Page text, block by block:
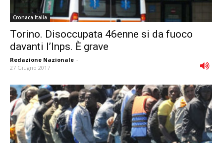
Cronaca Italia
Torino. Disoccupata 46enne si da fuoco
davanti l’Inps. È grave
Redazione Nazionale -
27 Giugno 2017